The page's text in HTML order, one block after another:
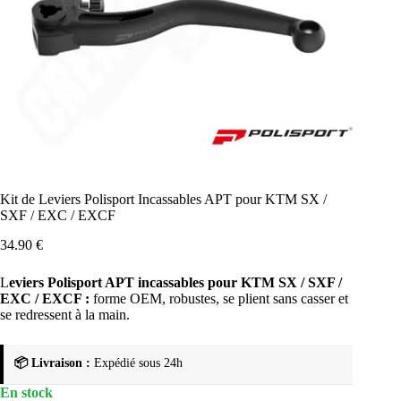
Kit de Leviers Polisport Incassables APT pour KTM SX /
SXF / EXC / EXCF
34.90 €
Leviers Polisport APT incassables pour KTM SX / SXF /
EXC / EXCF : forme OEM, robustes, se plient sans casser et
se redressent à la main.
📦 Livraison : Expédié sous 24h
En stock